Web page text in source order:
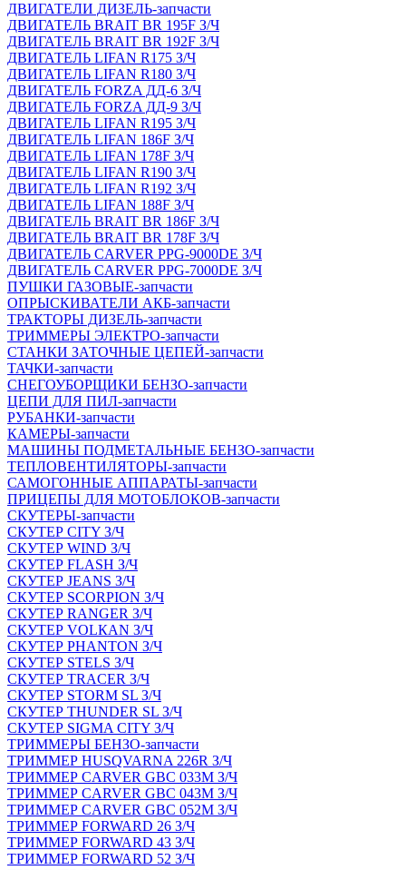
ДВИГАТЕЛИ ДИЗЕЛЬ-запчасти
ДВИГАТЕЛЬ BRAIT BR 195F З/Ч
ДВИГАТЕЛЬ BRAIT BR 192F З/Ч
ДВИГАТЕЛЬ LIFAN R175 З/Ч
ДВИГАТЕЛЬ LIFAN R180 З/Ч
ДВИГАТЕЛЬ FORZA ДД-6 З/Ч
ДВИГАТЕЛЬ FORZA ДД-9 З/Ч
ДВИГАТЕЛЬ LIFAN R195 З/Ч
ДВИГАТЕЛЬ LIFAN 186F З/Ч
ДВИГАТЕЛЬ LIFAN 178F З/Ч
ДВИГАТЕЛЬ LIFAN R190 З/Ч
ДВИГАТЕЛЬ LIFAN R192 З/Ч
ДВИГАТЕЛЬ LIFAN 188F З/Ч
ДВИГАТЕЛЬ BRAIT BR 186F З/Ч
ДВИГАТЕЛЬ BRAIT BR 178F З/Ч
ДВИГАТЕЛЬ CARVER PPG-9000DE З/Ч
ДВИГАТЕЛЬ CARVER PPG-7000DE З/Ч
ПУШКИ ГАЗОВЫЕ-запчасти
ОПРЫСКИВАТЕЛИ АКБ-запчасти
ТРАКТОРЫ ДИЗЕЛЬ-запчасти
ТРИММЕРЫ ЭЛЕКТРО-запчасти
СТАНКИ ЗАТОЧНЫЕ ЦЕПЕЙ-запчасти
ТАЧКИ-запчасти
СНЕГОУБОРЩИКИ БЕНЗО-запчасти
ЦЕПИ ДЛЯ ПИЛ-запчасти
РУБАНКИ-запчасти
КАМЕРЫ-запчасти
МАШИНЫ ПОДМЕТАЛЬНЫЕ БЕНЗО-запчасти
ТЕПЛОВЕНТИЛЯТОРЫ-запчасти
САМОГОННЫЕ АППАРАТЫ-запчасти
ПРИЦЕПЫ ДЛЯ МОТОБЛОКОВ-запчасти
СКУТЕРЫ-запчасти
СКУТЕР CITY З/Ч
СКУТЕР WIND З/Ч
СКУТЕР FLASH З/Ч
СКУТЕР JEANS З/Ч
СКУТЕР SCORPION З/Ч
СКУТЕР RANGER З/Ч
СКУТЕР VOLКAN З/Ч
СКУТЕР PHANTON З/Ч
СКУТЕР STELS З/Ч
СКУТЕР TRACER З/Ч
СКУТЕР STORM SL З/Ч
СКУТЕР THUNDER SL З/Ч
СКУТЕР SIGMA CITY З/Ч
ТРИММЕРЫ БЕНЗО-запчасти
ТРИММЕР HUSQVARNA 226R З/Ч
ТРИММЕР CARVER GBC 033M З/Ч
ТРИММЕР CARVER GBC 043M З/Ч
ТРИММЕР CARVER GBC 052M З/Ч
ТРИММЕР FORWARD 26 З/Ч
ТРИММЕР FORWARD 43 З/Ч
ТРИММЕР FORWARD 52 З/Ч